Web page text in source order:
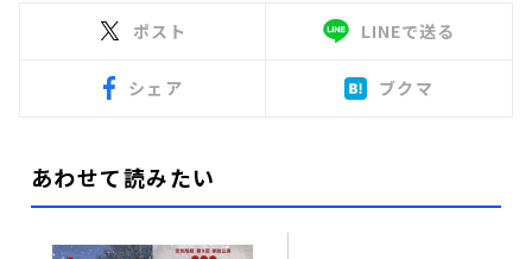
ポスト LINEで送る
シェア ブクマ
あわせて読みたい